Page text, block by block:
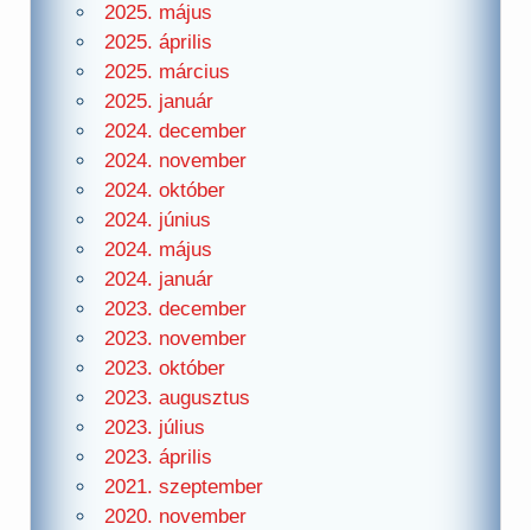
2025. május
2025. április
2025. március
2025. január
2024. december
2024. november
2024. október
2024. június
2024. május
2024. január
2023. december
2023. november
2023. október
2023. augusztus
2023. július
2023. április
2021. szeptember
2020. november